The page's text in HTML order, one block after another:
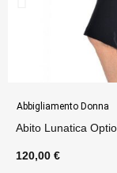
Gonne
Tubino Spacco
75,00 €